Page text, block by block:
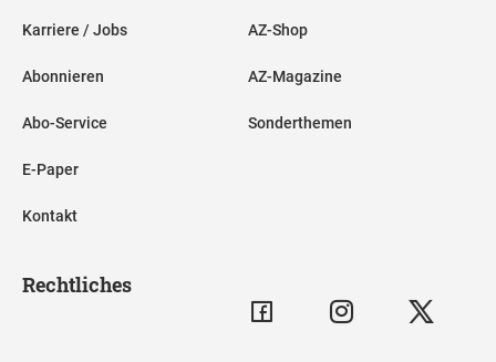
Karriere / Jobs
Abonnieren
Abo-Service
E-Paper
Kontakt
AZ-Shop
AZ-Magazine
Sonderthemen
Rechtliches